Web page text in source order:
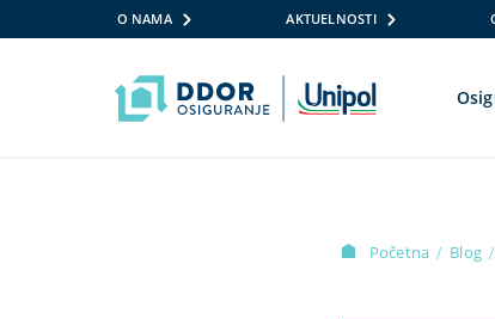
O NAMA AKTUELNOSTI
Početna / Blog /